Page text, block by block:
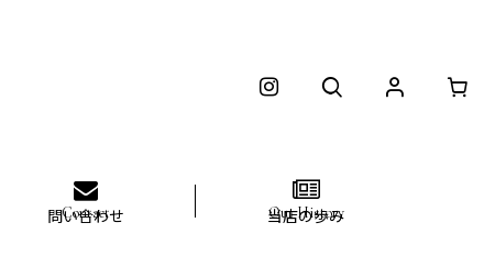
問い合わせ 当店の歩み